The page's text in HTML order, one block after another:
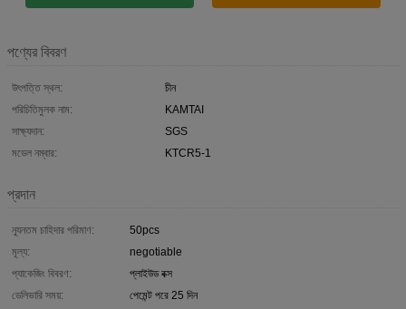
পণ্যের বিবরণ
উৎপত্তি স্থল:
চীন
পরিচিতিমুলক নাম:
KAMTAI
সাক্ষ্যদান:
SGS
মডেল নম্বার:
KTCR5-1
প্রদান
ন্যূনতম চাহিদার পরিমাণ:
50pcs
মূল্য:
negotiable
প্যাকেজিং বিবরণ:
প্লাইউড বক্স
ডেলিভারি সময়:
পেমেন্ট পরে 25 দিন